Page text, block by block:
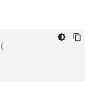
(